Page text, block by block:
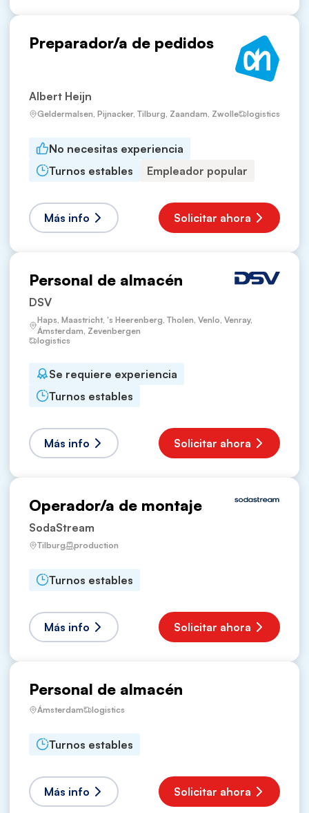
Preparador/a de pedidos
Albert Heijn
Geldermalsen, Pijnacker, Tilburg, Zaandam, Zwolle logistics
No necesitas experiencia
Turnos estables
Empleador popular
Más info Solicitar ahora
Personal de almacén
DSV
Haps, Maastricht, 's Heerenberg, Tholen, Venlo, Venray,
Ámsterdam, Zevenbergen
logistics
Se requiere experiencia
Turnos estables
Más info Solicitar ahora
Operador/a de montaje
SodaStream
Tilburg production
Turnos estables
Más info Solicitar ahora
Personal de almacén
Ámsterdam logistics
Turnos estables
Más info Solicitar ahora